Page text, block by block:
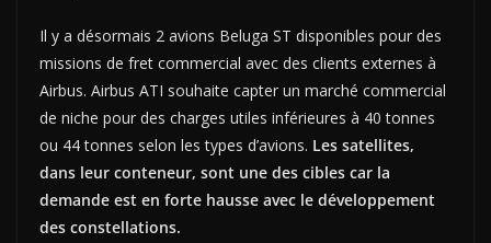
Il y a désormais 2 avions Beluga ST disponibles pour des
missions de fret commercial avec des clients externes à
Airbus. Airbus ATI souhaite capter un marché commercial
de niche pour des charges utiles inférieures à 40 tonnes
ou 44 tonnes selon les types d’avions. Les satellites,
dans leur conteneur, sont une des cibles car la
demande est en forte hausse avec le développement
des constellations.